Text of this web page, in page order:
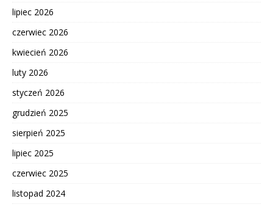
lipiec 2026
czerwiec 2026
kwiecień 2026
luty 2026
styczeń 2026
grudzień 2025
sierpień 2025
lipiec 2025
czerwiec 2025
listopad 2024